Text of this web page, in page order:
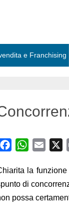
e Franchising
FacebookWhatsApp
Email
la
di
possa